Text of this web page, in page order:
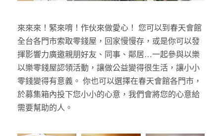
來來來！緊來唷！作伙來做愛心！ 您可以到春天會館
全台各門市索取零錢屋，回家慢慢存，或是你可以發
揮影響力廣邀親朋好友、同事、鄰居…一起參與以樂
以樂零錢屋認領活動，讓做公益變得很生活，讓小小
零錢變得有意義。 你也可以選擇在春天會館各門市，
於募集箱內投下您小小的心意，我們會將您的心意給
需要幫助的人。